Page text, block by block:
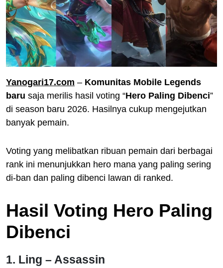
Yanogari17.com – Komunitas Mobile Legends
baru saja merilis hasil voting “Hero Paling Dibenci”
di season baru 2026. Hasilnya cukup mengejutkan
banyak pemain.
Voting yang melibatkan ribuan pemain dari berbagai
rank ini menunjukkan hero mana yang paling sering
di-ban dan paling dibenci lawan di ranked.
Hasil Voting Hero Paling
Dibenci
1. Ling – Assassin